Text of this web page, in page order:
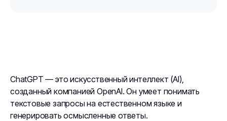
ChatGPT — это искусственный интеллект (AI),
созданный компанией OpenAI. Он умеет понимать
текстовые запросы на естественном языке и
генерировать осмысленные ответы.